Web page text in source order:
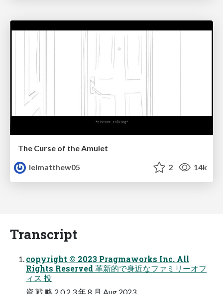
The Curse of the Amulet
leimatthew05
2 14k
Transcript
copyright © 2023 Pragmaworks Inc. All
Rights Reserved 革新的で身近なファミリーオフ
ィス 投
資 戦 略 2 0 2 3 年 8 月 Aug 2023